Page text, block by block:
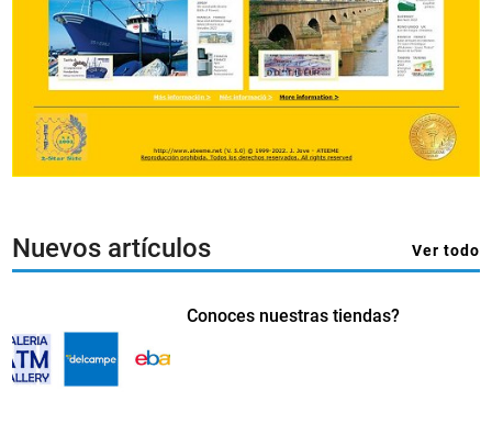
Nuevos artículos Ver todo
Conoces nuestras tiendas?